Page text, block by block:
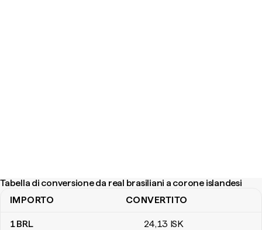
Tabella di conversione da real brasiliani a corone islandesi
Tabella di conversione da real brasiliani a corone islandesi
IMPORTO CONVERTITO
1BRL 24,13 ISK